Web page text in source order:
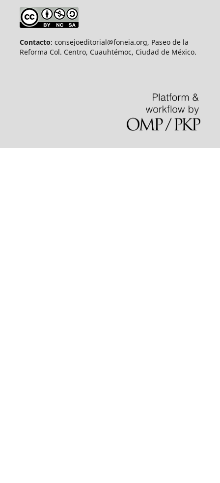
Contacto: consejoeditorial@foneia.org, Paseo de la
Reforma Col. Centro, Cuauhtémoc, Ciudad de México.